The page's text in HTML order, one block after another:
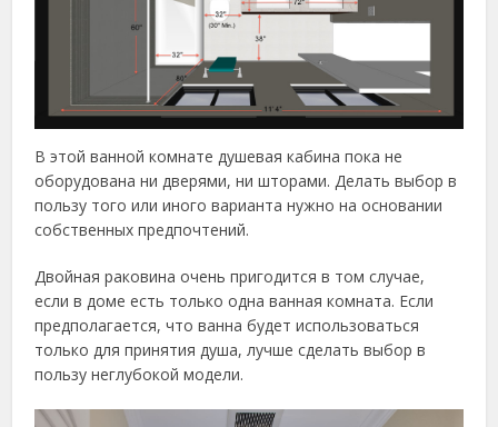
В этой ванной комнате душевая кабина пока не
оборудована ни дверями, ни шторами. Делать выбор в
пользу того или иного варианта нужно на основании
собственных предпочтений.
Двойная раковина очень пригодится в том случае,
если в доме есть только одна ванная комната. Если
предполагается, что ванна будет использоваться
только для принятия душа, лучше сделать выбор в
пользу неглубокой модели.